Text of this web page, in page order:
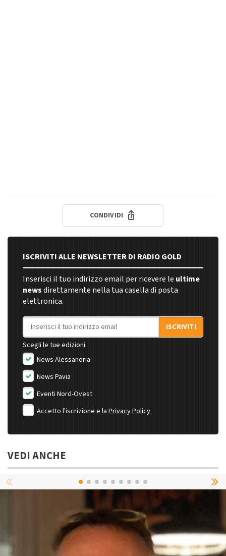
CONDIVIDI
ISCRIVITI ALLE NEWSLETTER DI RADIO GOLD
Inserisci il tuo indirizzo email per ricevere le ultime
newsdirettamente nella tua casella di posta
elettronica.
Indirizzo email
ISCRIVITI
Scegli le tue edizioni:
News Alessandria
News Pavia
Eventi Nord-Ovest
Accetto l'iscrizione e la Privacy Policy
VEDI ANCHE